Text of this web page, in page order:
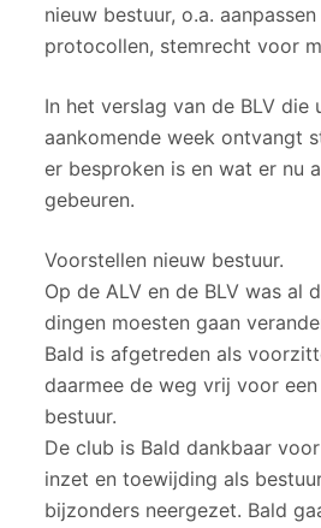
nieuw bestuur, o.a.
protocollen, stemrecht voor
In het verslag van de BLV die
aankomende week ontvangt
er besproken is en wat er nu
gebeuren.
Voorstellen nieuw bestuur.
Op de ALV en de BLV was al
dingen moesten gaan
Bald is afgetreden als
daarmee de weg vrij voor
bestuur.
De club is Bald dankbaar
inzet en toewijding als
bijzonders neergezet. Bald